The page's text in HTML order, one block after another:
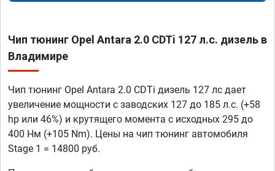
Чип тюнинг Opel Antara 2.0 CDTi 127 л.с. дизель в
Владимире
Чип тюнинг Opel Antara 2.0 CDTi дизель 127 лс дает
увеличение мощности с заводских 127 до 185 л.с. (+58
hp или 46%) и крутящего момента с исходных 295 до
400 Нм (+105 Nm). Цены на чип тюнинг автомобиля
Stage 1 = 14800 руб.